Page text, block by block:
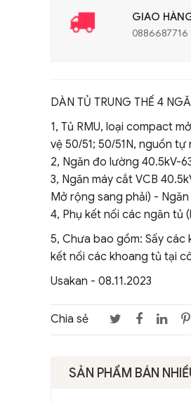
GIAO
0886687716
DÀN TỦ TRUNG THẾ 4
1, Tủ RMU, loại compact
vệ 50/51; 50/51N, nguồn tự
2, Ngăn đo lường 40.5kV-
3, Ngăn máy cắt VCB
Mở rộng sang phải) - Ngăn
4, Phụ kết nối các ngăn tủ
5, Chưa bao gồm: Sấy các
kết nối các khoang tủ tại
Usakan - 08.11.2023
Chia sẻ
SẢN PHẨM BÁN